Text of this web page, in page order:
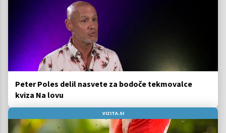
Peter Poles delil nasvete za bodoče tekmovalce
kviza Na lovu
VIZITA.SI